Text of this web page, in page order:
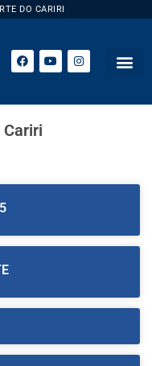
DO CARIRI
Cariri